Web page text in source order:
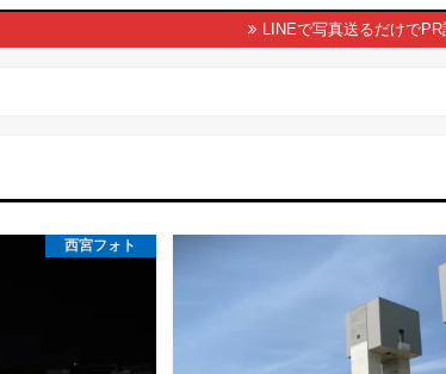
LINEで写真送るだけで
西宮フォト